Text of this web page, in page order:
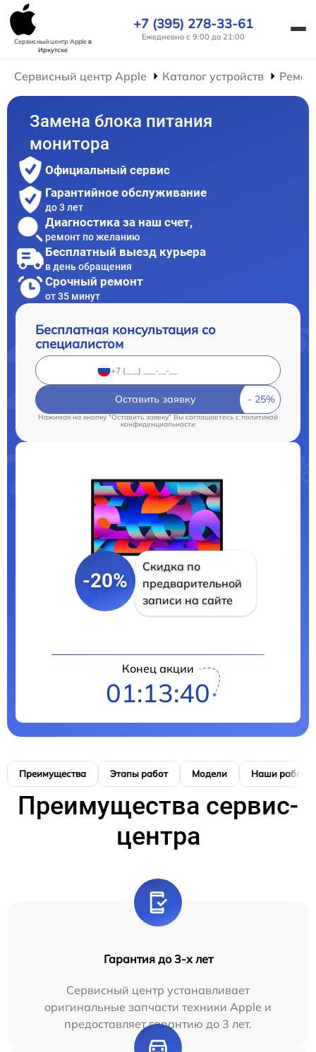
Сервисный центр Appleв
Иркутске
+7 (395) 278-33-61
Ежедневно с 9:00 до 21:00
Сервисный центр Apple Каталог устройств
Замена блока питания
монитора
Официальный сервис
Гарантийное обслуживание
до 3 лет
Диагностика за наш счет,
ремонт по желанию
Бесплатный выезд курьера
в день обращения
Срочный ремонт
от 35 минут
Бесплатная консультация со
специалистом
Оставить заявку
Нажимая на кнопку "Оставить заявку" Вы соглашаетесь cполитикой
конфиденциальности
-20%
Скидка по
предварительной
записи на сайте
Конец акции
01:13:39
Преимущества Этапы работ Модели Наши работы
Преимущества сервис-
центра
Гарантия до 3-х лет
Сервисный центр устанавливает
оригинальные запчасти техники Apple и
предоставляет гарантию до 3 лет.